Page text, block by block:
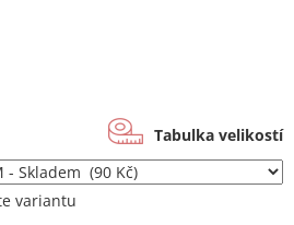
Tabulka velikostí
variantu